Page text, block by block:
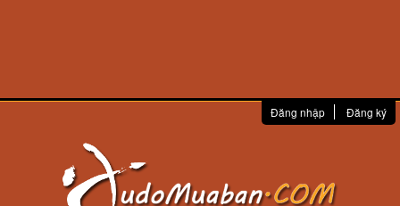
Đăng nhập Đăng ký